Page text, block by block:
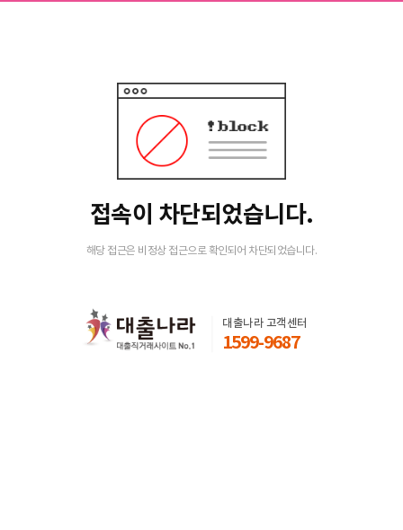
접속이 차단되었습니다.
해당 접근은 비정상 접근으로 확인되어 차단되었습니다.
대출나라 고객센터
1599-9687